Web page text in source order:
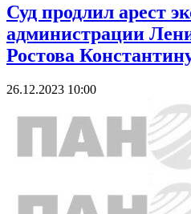
Суд продлил арест
администрации
Ростова
26.12.2023 10:00